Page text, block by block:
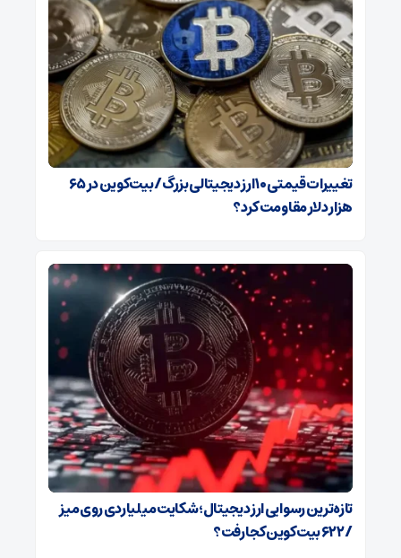
تغییرات قیمتی ۱۰ ارز دیجیتالی بزرگ/ بیت‌کوین در ۶۵
هزار دلار مقاومت کرد؟
تازه‌ترین رسوایی ارز دیجیتال؛ شکایت میلیاردی روی میز
/ ۶۲۲ بیت‌کوین کجا رفت؟